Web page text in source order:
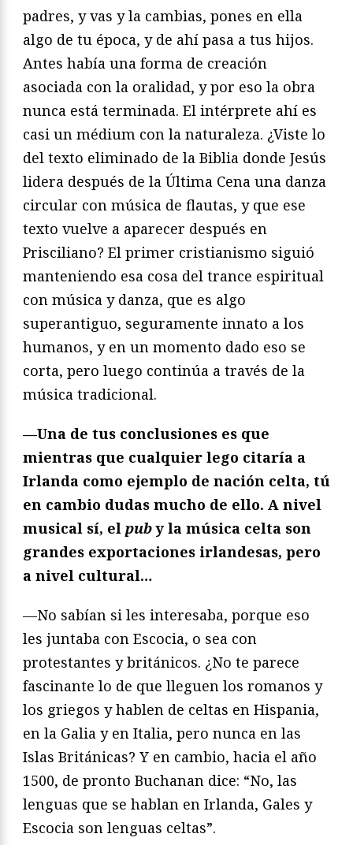
padres, y vas y la cambias, pones en ella
algo de tu época, y de ahí pasa a tus hijos.
Antes había una forma de creación
asociada con la oralidad, y por eso la obra
nunca está terminada. El intérprete ahí es
casi un médium con la naturaleza. ¿Viste lo
del texto eliminado de la Biblia donde Jesús
lidera después de la Última Cena una danza
circular con música de flautas, y que ese
texto vuelve a aparecer después en
Prisciliano? El primer cristianismo siguió
manteniendo esa cosa del trance espiritual
con música y danza, que es algo
superantiguo, seguramente innato a los
humanos, y en un momento dado eso se
corta, pero luego continúa a través de la
música tradicional.
—Una de tus conclusiones es que
mientras que cualquier lego citaría a
Irlanda como ejemplo de nación celta, tú
en cambio dudas mucho de ello. A nivel
musical sí, el puby la música celta son
grandes exportaciones irlandesas, pero
a nivel cultural…
—No sabían si les interesaba, porque eso
les juntaba con Escocia, o sea con
protestantes y británicos. ¿No te parece
fascinante lo de que lleguen los romanos y
los griegos y hablen de celtas en Hispania,
en la Galia y en Italia, pero nunca en las
Islas Británicas? Y en cambio, hacia el año
1500, de pronto Buchanan dice: “No, las
lenguas que se hablan en Irlanda, Gales y
Escocia son lenguas celtas”.